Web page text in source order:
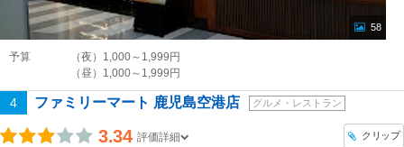
58
予算
（夜）1,000～1,999円
（昼）1,000～1,999円
4 ファミリーマート 鹿児島空港店 グルメ・レストラン
3.34 評価詳細 クリップ